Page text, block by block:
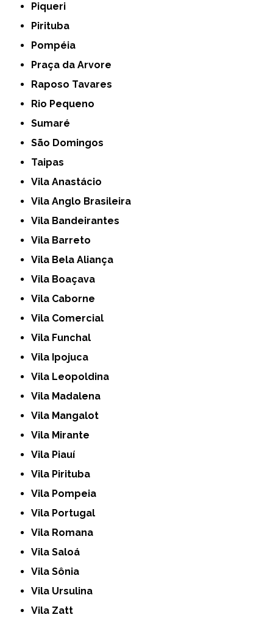
Piqueri
Pirituba
Pompéia
Praça da Arvore
Raposo Tavares
Rio Pequeno
Sumaré
São Domingos
Taipas
Vila Anastácio
Vila Anglo Brasileira
Vila Bandeirantes
Vila Barreto
Vila Bela Aliança
Vila Boaçava
Vila Caborne
Vila Comercial
Vila Funchal
Vila Ipojuca
Vila Leopoldina
Vila Madalena
Vila Mangalot
Vila Mirante
Vila Piauí
Vila Pirituba
Vila Pompeia
Vila Portugal
Vila Romana
Vila Saloá
Vila Sônia
Vila Ursulina
Vila Zatt